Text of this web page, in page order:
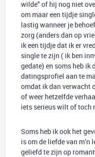
wilde" of hij nog niet
om maar een tijdje
lastig wanneer je
zorg (anders dan op
ik een tijdje dat ik er
single te zijn ( ik ben
gedate) en soms heb ik
datingsprofiel aan te
omdat ik dan verwacht
of weer hetzelfde
iets serieus wilt of toch
Soms heb ik ook het
is om de liefde van
geliefd te zijn op